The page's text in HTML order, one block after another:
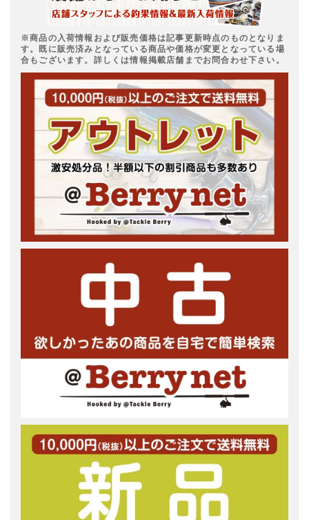
※商品の入荷情報および販売価格は記事更新時点のものとなりま
す。既に販売済みとなっている商品や価格が変更となっている場
合もございます。詳しくは情報掲載店舗までお問合わせ下さい。